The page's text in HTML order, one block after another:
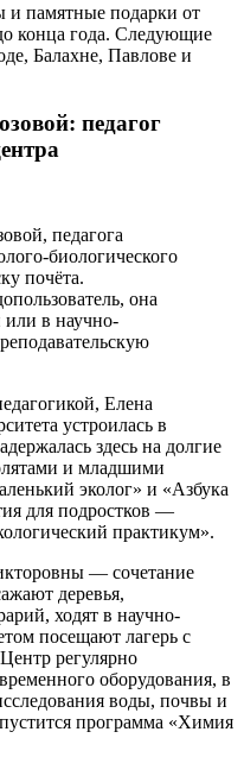
и памятные подарки от
конца года. Следующие
Балахне, Павлове и
педагог
педагога
биологического
почёта.
она
или в научно-
Елена
устроилась в
здесь на долгие
и младшими
эколог» и «Азбука
для подростков —
практикум».
— сочетание
деревья,
ходят в научно-
посещают лагерь с
регулярно
оборудования, в
воды, почвы и
программа «Химия